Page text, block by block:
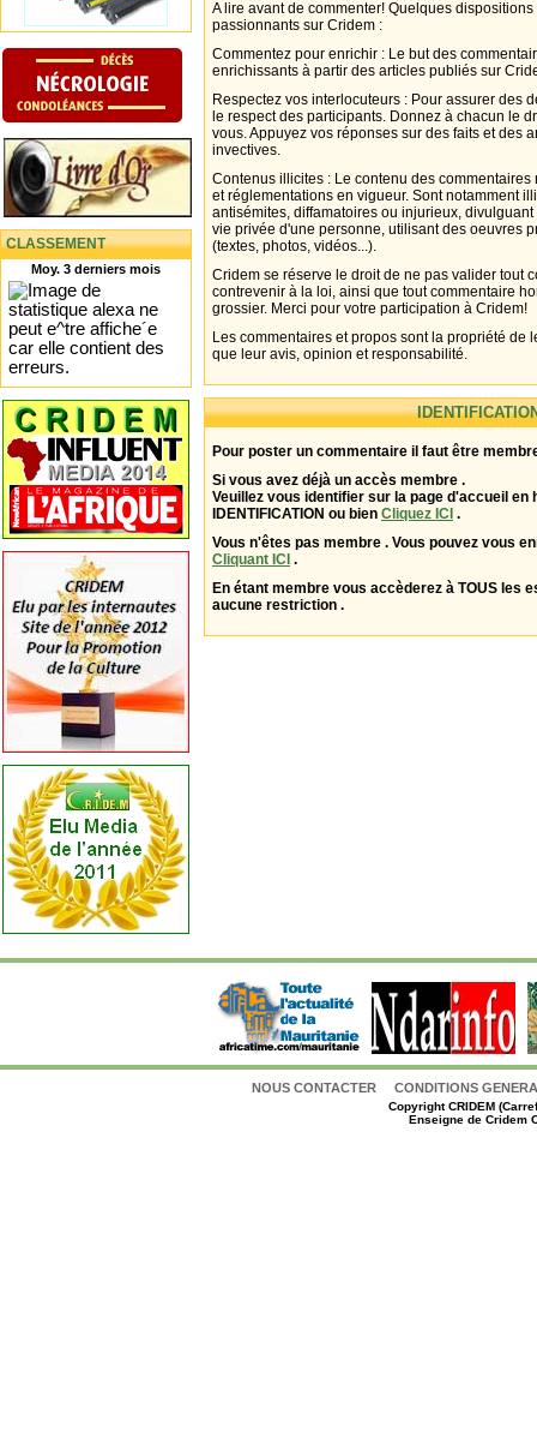
CLASSEMENT
Moy. 3 derniers mois
A lire avant de commenter! Quelques
passionnants sur Cridem :
Commentez pour enrichir : Le but des
enrichissants à partir des articles publiés sur
Respectez vos interlocuteurs : Pour assurer des
le respect des participants. Donnez à chacun le
vous. Appuyez vos réponses sur des faits et des
invectives.
Contenus illicites : Le contenu des
et réglementations en vigueur. Sont notamment
antisémites, diffamatoires ou injurieux,
vie privée d'une personne, utilisant des oeuvres
(textes, photos, vidéos...).
Cridem se réserve le droit de ne pas valider tout
contrevenir à la loi, ainsi que tout commentaire
grossier. Merci pour votre participation à Cridem!
Les commentaires et propos sont la propriété de
que leur avis, opinion et responsabilité.
Pour poster un commentaire il faut être
Si vous avez déjà un accès membre .
Veuillez vous identifier sur la page d'accueil en
IDENTIFICATION ou bien Cliquez ICI .
Vous n'êtes pas membre . Vous pouvez vous
Cliquant ICI .
En étant membre vous accèderez à TOUS les
aucune restriction .
NOUS CONTACTER CONDITIONS
CopyrightCRIDEM
Enseigne de Cridem